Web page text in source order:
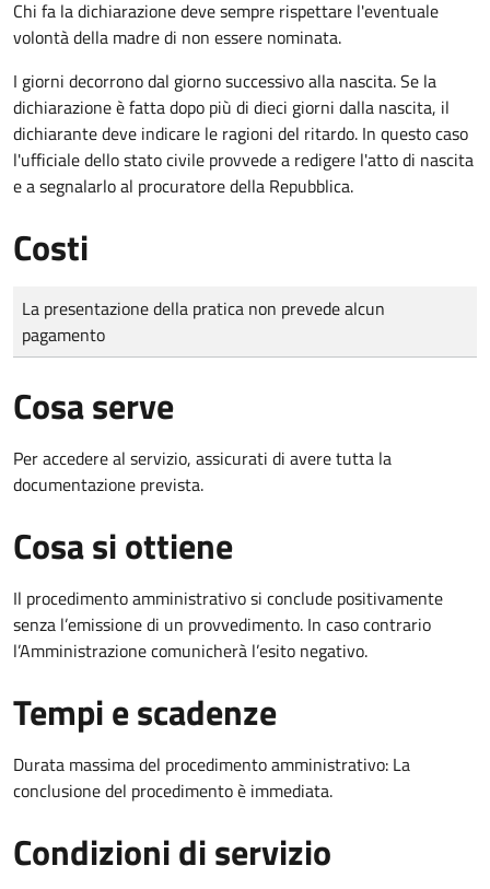
Chi fa la dichiarazione deve sempre rispettare l'eventuale
volontà della madre di non essere nominata.
I giorni decorrono dal giorno successivo alla nascita. Se la
dichiarazione è fatta dopo più di dieci giorni dalla nascita, il
dichiarante deve indicare le ragioni del ritardo. In questo caso
l'ufficiale dello stato civile provvede a redigere l'atto di nascita
e a segnalarlo al procuratore della Repubblica.
Costi
Tipo di pagamento
Importo
La presentazione della pratica non prevede alcun
pagamento
Cosa serve
Per accedere al servizio, assicurati di avere tutta la
documentazione prevista.
Cosa si ottiene
Il procedimento amministrativo si conclude positivamente
senza l’emissione di un provvedimento. In caso contrario
l’Amministrazione comunicherà l’esito negativo.
Tempi e scadenze
Durata massima del procedimento amministrativo: La
conclusione del procedimento è immediata.
Condizioni di servizio